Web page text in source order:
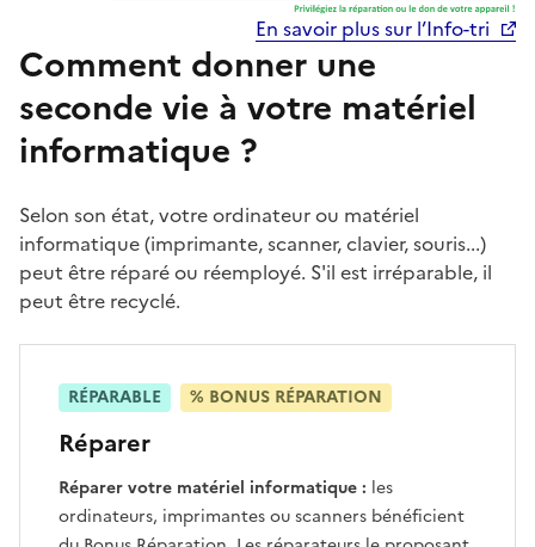
En savoir plus sur l’Info-tri
Comment donner une
seconde vie à votre matériel
informatique ?
Selon son état, votre ordinateur ou matériel
informatique (imprimante, scanner, clavier, souris...)
peut être réparé ou réemployé. S'il est irréparable, il
peut être recyclé.
Réparer
Réparer votre matériel informatique : les
ordinateurs, imprimantes ou scanners bénéficient
RÉPARABLE % BONUS RÉPARATION